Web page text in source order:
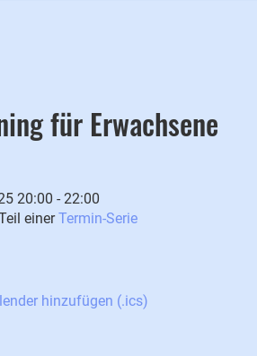
für Erwachsene
20:00 - 22:00
einerTermin-Serie
hinzufügen (.ics)